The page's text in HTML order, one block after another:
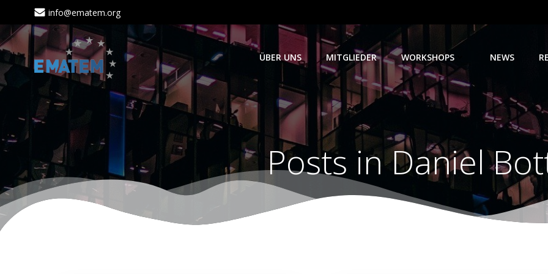
Inhalt
springen
info@ematem.org
ÜBER UNS MITGLIEDER WORKSHOPS NEWS
Posts inDaniel